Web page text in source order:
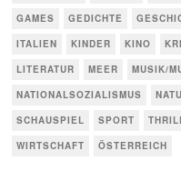
GAMES
GEDICHTE
ITALIEN
KINDER KINO
LITERATUR
MEER MUSIK/
NATIONALSOZIALISMUS
SCHAUSPIEL
SPORT
WIRTSCHAFT
ÖSTERREICH